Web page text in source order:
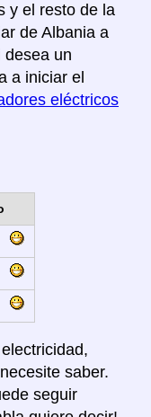
y el resto de la
de Albania a
desea un
a iniciar el
eléctricos
saber.
seguir